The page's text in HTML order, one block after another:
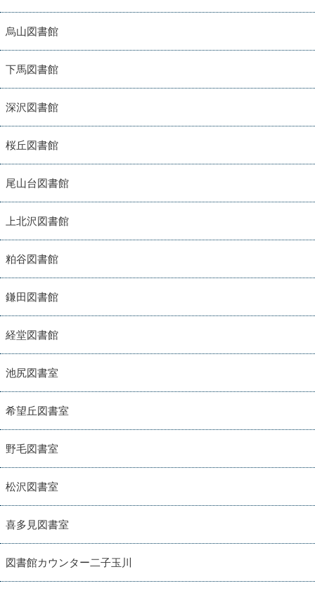
烏山図書館
下馬図書館
深沢図書館
桜丘図書館
尾山台図書館
上北沢図書館
粕谷図書館
鎌田図書館
経堂図書館
池尻図書室
希望丘図書室
野毛図書室
松沢図書室
喜多見図書室
図書館カウンター二子玉川